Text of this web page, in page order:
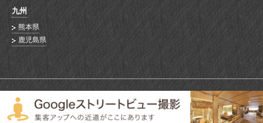
九州
熊本県
鹿児島県